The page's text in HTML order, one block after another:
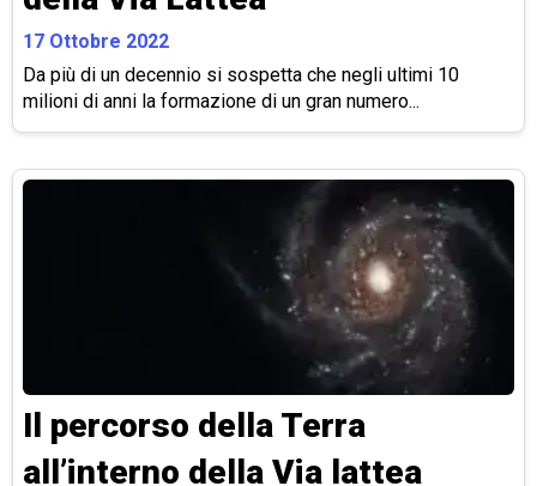
17 Ottobre 2022
Da più di un decennio si sospetta che negli ultimi 10
milioni di anni la formazione di un gran numero...
Il percorso della Terra
all’interno della Via lattea